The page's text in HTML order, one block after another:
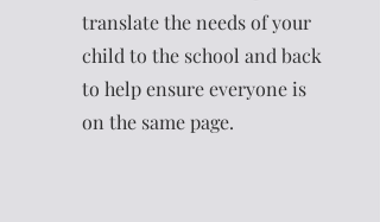
translate the needs of your
child to the school and back
to help ensure everyone is
on the same page.